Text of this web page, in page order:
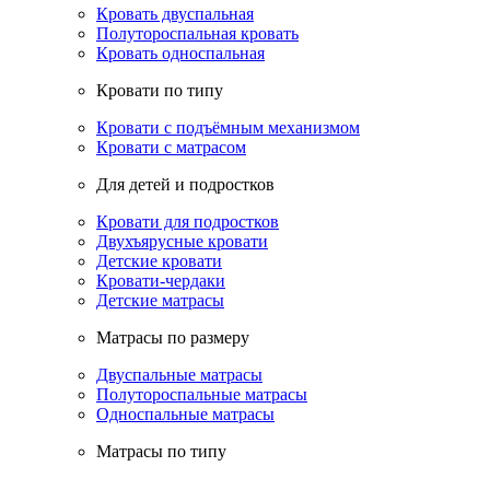
Кровать двуспальная
Полутороспальная кровать
Кровать односпальная
Кровати по типу
Кровати с подъёмным механизмом
Кровати с матрасом
Для детей и подростков
Кровати для подростков
Двухъярусные кровати
Детские кровати
Кровати-чердаки
Детские матрасы
Матрасы по размеру
Двуспальные матрасы
Полутороспальные матрасы
Односпальные матрасы
Матрасы по типу